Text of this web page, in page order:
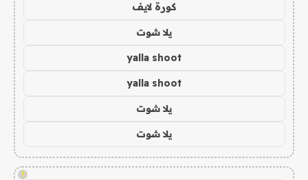
كورة لايف
يلا شوت
yalla shoot
yalla shoot
يلا شوت
يلا شوت
!